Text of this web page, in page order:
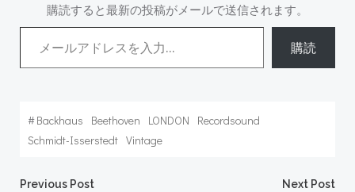
購読すると最新の投稿がメールで送信されます。
メールアドレスを入力...
購読
#Backhaus Beethoven LONDON
Recordsound
Schmidt-Isserstedt Vintage
Previous Post Next Post